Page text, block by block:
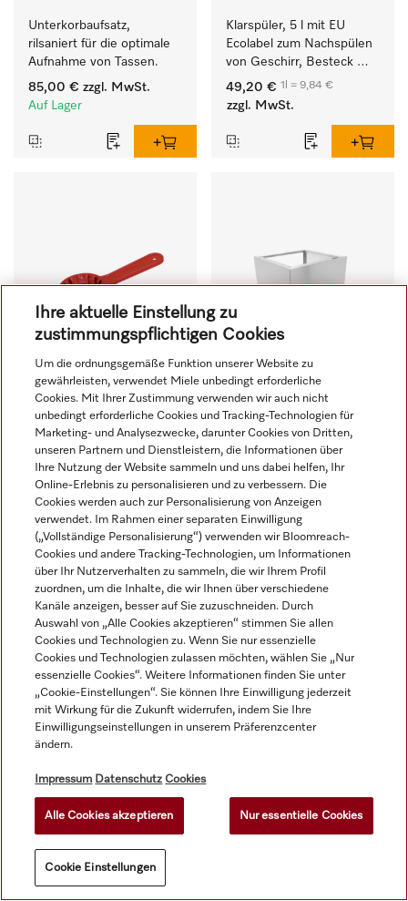
Unterkorbaufsatz,
rilsaniert für die optimale
Aufnahme von Tassen.
85,00 € zzgl. MwSt.
Auf Lager
Klarspüler, 5 l mit EU
Ecolabel zum Nachspülen
von Geschirr, Besteck
und Gläsern.
49,20 € 1l = 9,84 €
zzgl. MwSt.
CK/1 DIN 51
Kanisterschlüssel zum
einfachen Öffnen von
ProCare 5-, 10- und 20 l
Kanistern.
13,00 €zzgl. MwSt.
UG 30-60/80
Unterbau für ein
ergonomisches  Be- und
Entladen der
Spülmaschine - Höhe 30
cm.
660,00 € zzgl. MwSt.
Auf Lager
Unterbau für ein
Ihre aktuelle Einstellung zu
zustimmungspflichtigen Cookies
Um die ordnungsgemäße Funktion unserer Website zu
gewährleisten, verwendet Miele unbedingt erforderliche
Cookies. Mit Ihrer Zustimmung verwenden wir auch nicht
unbedingt erforderliche Cookies und Tracking-Technologien für
Marketing- und Analysezwecke, darunter Cookies von Dritten,
unseren Partnern und Dienstleistern, die Informationen über
Ihre Nutzung der Website sammeln und uns dabei helfen, Ihr
Online-Erlebnis zu personalisieren und zu verbessern. Die
Cookies werden auch zur Personalisierung von Anzeigen
verwendet. Im Rahmen einer separaten Einwilligung
(„Vollständige Personalisierung“) verwenden wir Bloomreach-
Cookies und andere Tracking-Technologien, um Informationen
über Ihr Nutzerverhalten zu sammeln, die wir Ihrem Profil
zuordnen, um die Inhalte, die wir Ihnen über verschiedene
Kanäle anzeigen, besser auf Sie zuzuschneiden. Durch
Auswahl von „Alle Cookies akzeptieren“ stimmen Sie allen
Cookies und Technologien zu. Wenn Sie nur essenzielle
Cookies und Technologien zulassen möchten, wählen Sie „Nur
essenzielle Cookies“. Weitere Informationen finden Sie unter
„Cookie-Einstellungen“. Sie können Ihre Einwilligung jederzeit
mit Wirkung für die Zukunft widerrufen, indem Sie Ihre
Einwilligungseinstellungen in unserem Präferenzcenter
ändern.
Impressum Datenschutz Cookies
Alle Cookies akzeptieren Nur essentielle Cookies
Cookie Einstellungen